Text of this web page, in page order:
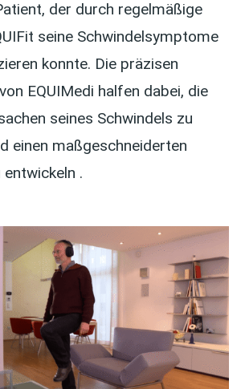
der durch regelmäßige
seine Schwindelsymptome
konnte. Die präzisen
EQUIMedi halfen dabei, die
seines Schwindels zu
einen maßgeschneiderten
.